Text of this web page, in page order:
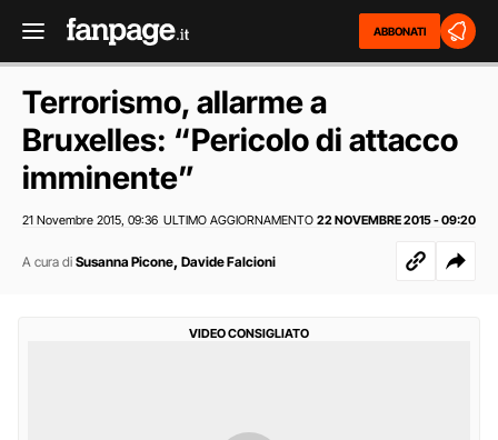
ABBONATI
Terrorismo, allarme a
Bruxelles: “Pericolo di attacco
imminente”
21 Novembre 2015 09:36 ULTIMO AGGIORNAMENTO 22 NOVEMBRE 2015 - 09:20
A cura di Susanna Picone, Davide Falcioni
VIDEO CONSIGLIATO